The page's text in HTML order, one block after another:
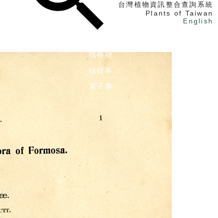
台灣植物資訊整合查詢系統
Plants of Taiwan
English
找植物
找標本
電子書